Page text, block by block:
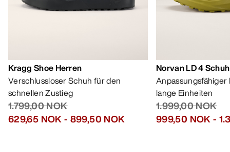
Kragg Shoe Herren
Verschlussloser Schuh für den
schnellen Zustieg
1.799,00 NOK
629,65 NOK- 899,50 NOK
Norvan LD 4
lange Einheiten
1.999,00 NOK
999,50 NOK-